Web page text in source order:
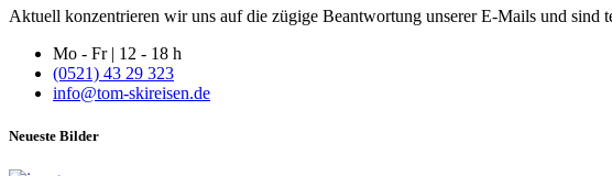
Aktuell konzentrieren wir uns auf die zügige Beantwortung unserer E-Mails und sind
Mo - Fr | 12 - 18 h
(0521) 43 29 323
info@tom-skireisen.de
Neueste Bilder